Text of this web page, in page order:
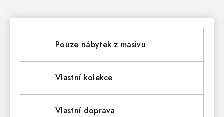
Pouze nábytek z masivu
Vlastní kolekce
Vlastní doprava